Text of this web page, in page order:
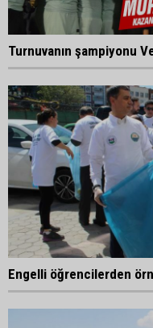
Turnuvanın şampiyonu
Engelli öğrencilerden